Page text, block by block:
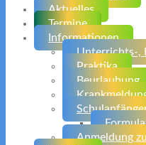
Aktuelles
Termine
Informationen
Unterrichts-,
Praktika
Beurlaubung
Anmeldung